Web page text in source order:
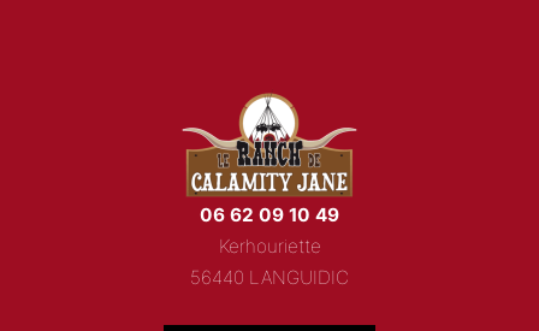
06 62 09 10 49
Kerhouriette
56440 LANGUIDIC